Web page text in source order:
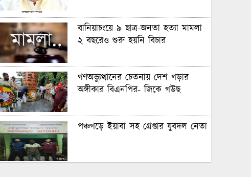
বানিয়াচংয়ে ৯ ছাত্র-জনতা হত্যা মামলা
২ বছরেও শুরু হয়নি বিচার
গণঅভ্যুত্থানের চেতনায় দেশ গড়ার
অঙ্গীকার বিএনপির- জিকে গউছ
পঞ্চগড়ে ইয়াবা সহ গ্রেপ্তার যুবদল নেতা